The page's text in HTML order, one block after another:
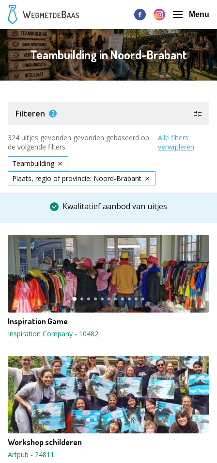
Menu
Teambuilding in Noord-Brabant
Filteren 2
324 uitjes gevonden gevonden gebaseerd op
de volgende filters
Alle filters
verwijderen
Teambuilding
Plaats, regio of provincie: Noord-Brabant
Kwalitatief aanbod van uitjes
Inspiration Game
Inspiration Company - 10482
Workshop schilderen
Artpub - 24811